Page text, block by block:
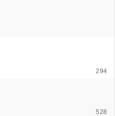
294
528